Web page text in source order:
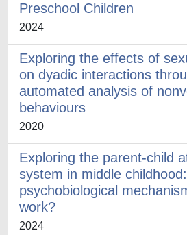
Preschool Children
2024
Exploring the effects of
on dyadic interactions
automated analysis of
behaviours
2020
Exploring the parent-child
system in middle
psychobiological
work?
2024